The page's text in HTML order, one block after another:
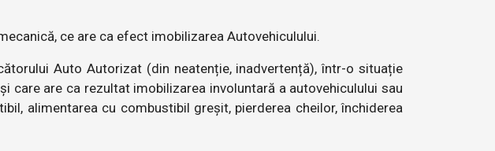
ce are ca efect imobilizarea Autovehiculului.
Auto Autorizat (din neatenție, inadvertență), într-o situație
care are ca rezultat imobilizarea involuntară a autovehiculului sau
alimentarea cu combustibil greșit, pierderea cheilor, închiderea